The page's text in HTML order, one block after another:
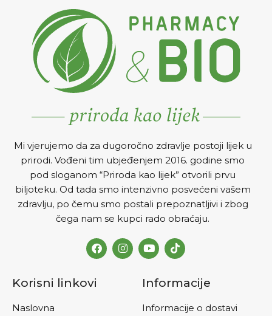
kao zaštitnik jetre.
herpesi.
Mi vjerujemo da za dugoročno zdravlje postoji lijek u
prirodi. Vođeni tim ubjeđenjem 2016. godine smo
pod sloganom “Priroda kao lijek” otvorili prvu
biljoteku. Od tada smo intenzivno posvećeni vašem
zdravlju, po čemu smo postali prepoznatljivi i zbog
čega nam se kupci rado obraćaju.
Korisni linkovi
Naslovna
Informacije
Informacije o dostavi